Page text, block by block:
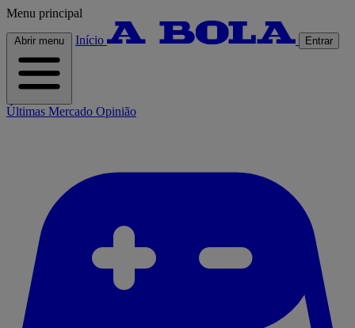
Menu principal
Abrir menu Início Entrar
Últimas Mercado Opinião